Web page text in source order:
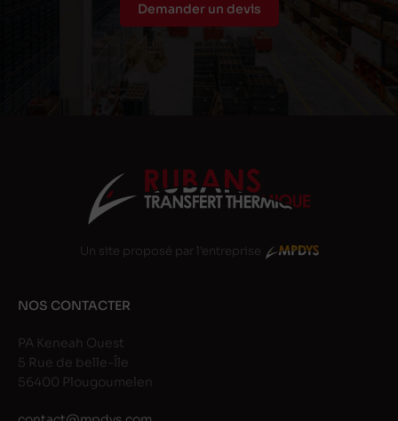
Demander un devis
Un site proposé par l'entreprise
NOS CONTACTER
PA Keneah Ouest
5 Rue de belle-Île
56400 Plougoumelen